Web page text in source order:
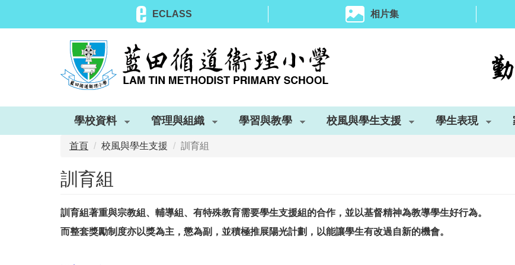
ECLASS 相片集
學校資料 管理與組織 學習與教學 校風與學生支援 學生表現
首頁 校風與學生支援 訓育組
訓育組
訓育組著重與宗教組、輔導組、有特殊教育需要學生支援組的合作，並以基督精神為教導學生好行為。
而整套獎勵制度亦以獎為主，懲為副，並積極推展陽光計劃，以能讓學生有改過自新的機會。